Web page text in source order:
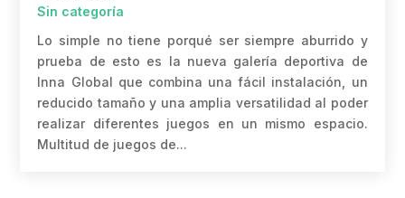
Sin categoría
Lo simple no tiene porqué ser siempre aburrido y
prueba de esto es la nueva galería deportiva de
Inna Global que combina una fácil instalación, un
reducido tamaño y una amplia versatilidad al poder
realizar diferentes juegos en un mismo espacio.
Multitud de juegos de...